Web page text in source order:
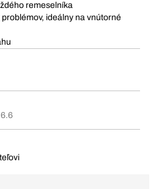
remeselníka
ideálny na vnútorné